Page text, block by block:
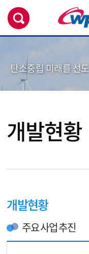
탄소중립 미래를 선
개발현황
개발현황
주요 사업 추진